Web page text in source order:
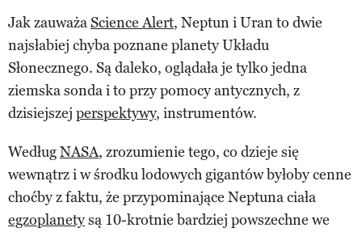
Jak zauważaScience Alert, Neptun i Uran to dwie
najsłabiej chyba poznane planety Układu
Słonecznego. Są daleko, oglądała je tylko jedna
ziemska sonda i to przy pomocy antycznych, z
dzisiejszej perspektywy, instrumentów.
WedługNASA, zrozumienie tego, co dzieje się
wewnątrz i w środku lodowych gigantów byłoby cenne
choćby z faktu, że przypominające Neptuna ciała
egzoplanetysą 10-krotnie bardziej powszechne we